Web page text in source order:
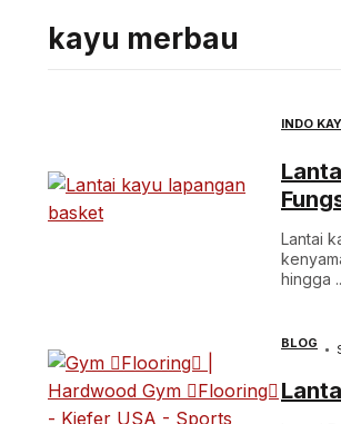
kayu merbau
INDO
Lantai
hingga
BLOG